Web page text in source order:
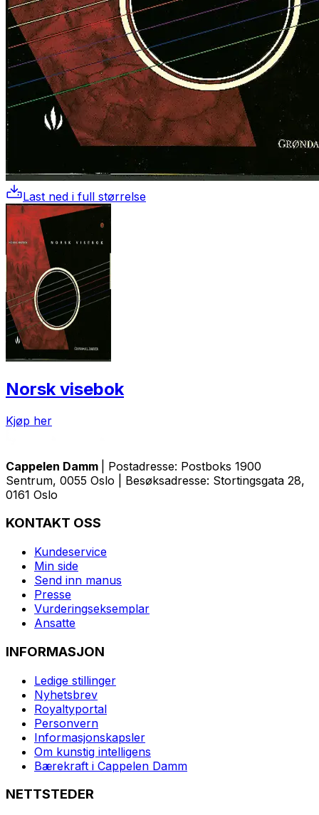
Last ned i full størrelse
Norsk visebok
Kjøp her
Cappelen Damm
| Postadresse: Postboks 1900
Sentrum, 0055 Oslo | Besøksadresse: Stortingsgata 28,
0161 Oslo
KONTAKT OSS
Kundeservice
Min side
Send inn manus
Presse
Vurderingseksemplar
Ansatte
INFORMASJON
Ledige stillinger
Nyhetsbrev
Royaltyportal
Personvern
Informasjonskapsler
Om kunstig intelligens
Bærekraft i Cappelen Damm
NETTSTEDER